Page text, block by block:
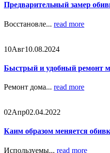
Предварительный замер
Восстановле... read more
10Авг10.08.2024
Быстрый и удобный ремонт
Ремонт дома... read more
02Апр02.04.2022
Каим образом меняется
Используемы... read more